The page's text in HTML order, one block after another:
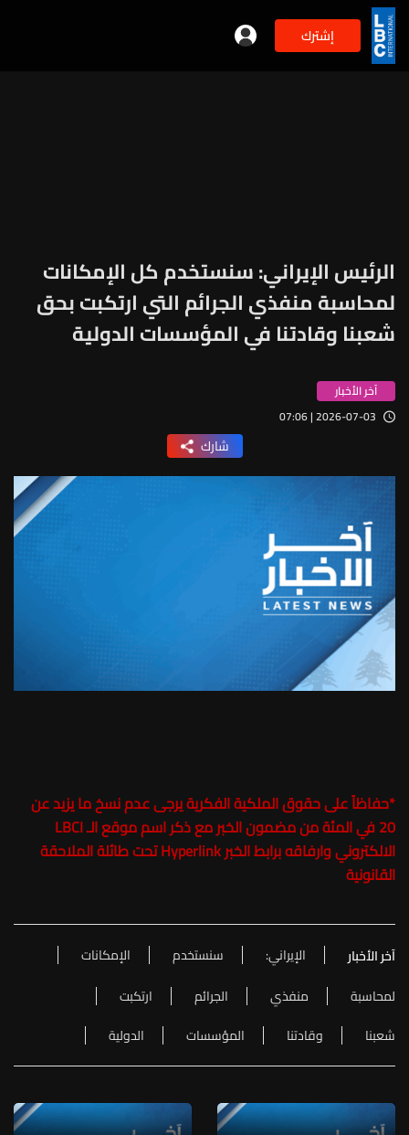
إشترك
الرئيس الإيراني: سنستخدم كل الإمكانات
لمحاسبة منفذي الجرائم التي ارتكبت بحق
شعبنا وقادتنا في المؤسسات الدولية
آخر الأخبار
2026-07-03 | 07:06
شارك
*حفاظاً على حقوق الملكية الفكرية يرجى عدم نسخ ما يزيد عن
20 في المئة من مضمون الخبر مع ذكر اسم موقع الـ LBCI
الالكتروني وارفاقه برابط الخبر Hyperlink تحت طائلة الملاحقة
القانونية
آخر الأخبار الإيراني: سنستخدم
الإمكانات
لمحاسبة
منفذي الجرائم
ارتكبت
شعبنا
وقادتنا المؤسسات الدولية